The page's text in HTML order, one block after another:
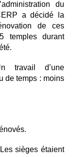
du
a décidé la
de ces
temples durant
travail d’une
de temps : moins
sièges étaient